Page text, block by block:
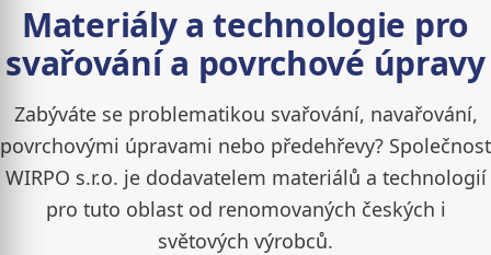
Materiály a technologie pro
svařování a povrchové úpravy
Zabýváte se problematikou svařování, navařování,
povrchovými úpravami nebo předehřevy? Společnost
WIRPO s.r.o. je dodavatelem materiálů a technologií
pro tuto oblast od renomovaných českých i
světových výrobců.